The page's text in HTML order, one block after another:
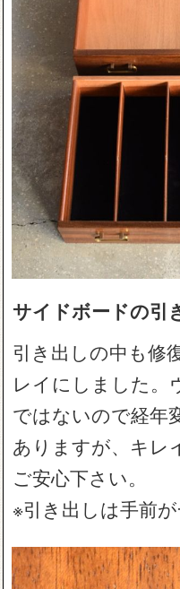
サイドボードの引
引き出しの中も修
レイにしました。
ではないので経年
ありますが、キレ
ご安心下さい。
※引き出しは手前が